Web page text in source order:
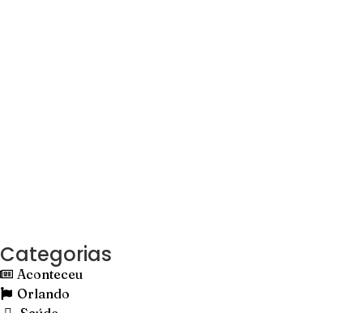
Categorias
Aconteceu
Orlando